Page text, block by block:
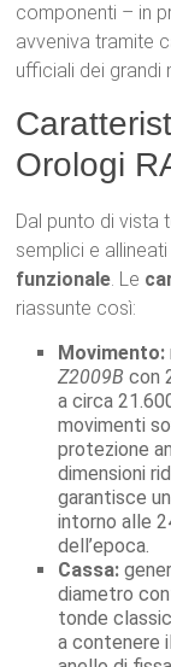
componenti – in
avveniva tramite
ufficiali dei grandi
Orologi
Dal punto di vista
semplici e
funzionale. Le
riassunte così:
Movimento:
Z2009B con
a circa
movimenti
protezione
dimensioni
garantisce
intorno alle
dell’epoca.
Cassa:
diametro
tonde
a contenere